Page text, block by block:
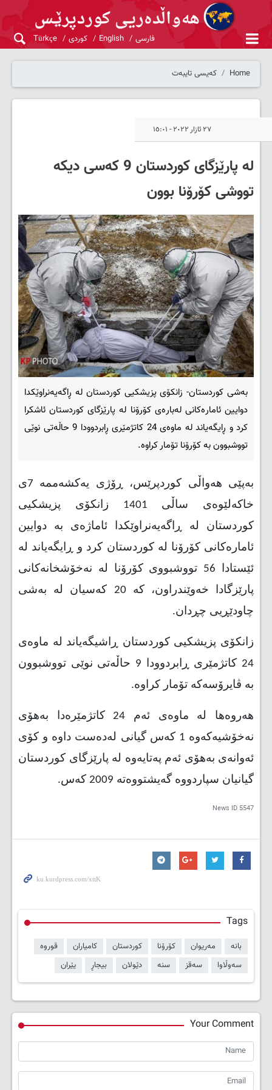
فارسی English کوردی Türkçe
Home کەیسی تایبەت
٢٧ ئازار ٢٠٢٢ - ١٥:٠١
لە پارێزگای کوردستان 9 کەسی دیکە
تووشی کۆرۆنا بوون
بەشی کوردستان- زانکۆی پزیشکیی کوردستان لە ڕاگەیەنراوێکدا
دوایین ئامارەکانی لەبارەی کۆرۆنا لە پارێزگای کوردستان ئاشکرا
کرد و ڕایگەیاند لە ماوەی 24 کاتژمێری ڕابردوودا 9 حاڵەتی نوێی
تووشبوون بە کۆرۆنا تۆمار کراوە.
بەپێی هەواڵی کوردپرێس، ڕۆژی یەکشەممە 7ی
خاکەلێوەی ساڵی 1401 زانکۆی پزیشکیی
کوردستان لە ڕاگەیەنراوێکدا ئاماژەی بە دوایین
ئامارەکانی کۆرۆنا لە کوردستان کرد و ڕایگەیاند لە
ئێستادا 56 تووشبووی کۆرۆنا لە نەخۆشخانەکانی
پارێزگادا خەوێندراون، کە 20 کەسیان لە بەشی
چاودێڕیی چڕدان.
زانکۆی پزیشکیی کوردستان ڕاشیگەیاند لە ماوەی
24 کاتژمێری ڕابردوودا 9 حاڵەتی نوێی تووشبوون
بە ڤایرۆسەکە تۆمار کراوە.
هەروەها لە ماوەی ئەم 24 کاتژمێرەدا بەهۆی
نەخۆشیەکەوە 1 کەس گیانی لەدەست داوە و کۆی
ئەوانەی بەهۆی ئەم پەتایەوە لە پارێزگای کوردستان
گیانیان سپاردووە گەیشتووەتە 2009 کەس.
News ID 5547
Tags
بانە مەریوان کۆرۆنا کوردستان کامیاران
قوروە
سەوڵاوا
سەقز سنە دێولان بیجاڕ یێران
Your Comment